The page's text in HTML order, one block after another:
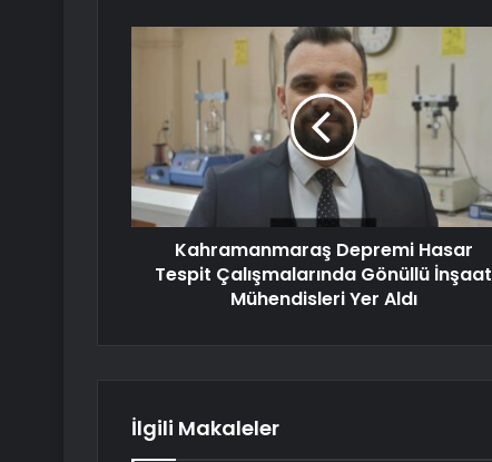
Kahramanmaraş Depremi Hasar
Tespit Çalışmalarında Gönüllü İnşaat
Mühendisleri Yer Aldı
İlgili Makaleler